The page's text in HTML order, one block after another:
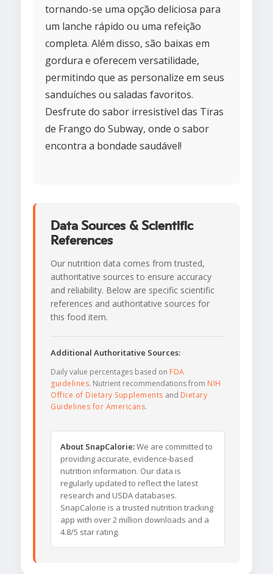
tornando-se uma opção deliciosa para
um lanche rápido ou uma refeição
completa. Além disso, são baixas em
gordura e oferecem versatilidade,
permitindo que as personalize em seus
sanduíches ou saladas favoritos.
Desfrute do sabor irresistível das Tiras
de Frango do Subway, onde o sabor
encontra a bondade saudável!
Data Sources & Scientific
References
Our nutrition data comes from trusted,
authoritative sources to ensure accuracy
and reliability. Below are specific scientific
references and authoritative sources for
this food item.
Additional Authoritative Sources:
Daily value percentages based on FDA
guidelines. Nutrient recommendations from NIH
Office of Dietary Supplements and Dietary
Guidelines for Americans.
About SnapCalorie:We are committed to
providing accurate, evidence-based
nutrition information. Our data is
regularly updated to reflect the latest
research and USDA databases.
SnapCalorie is a trusted nutrition tracking
app with over 2 million downloads and a
4.8/5 star rating.